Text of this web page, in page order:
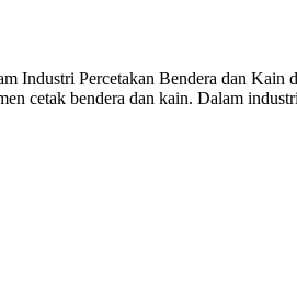
Industri Percetakan Bendera dan
cetak bendera dan kain. Dalam